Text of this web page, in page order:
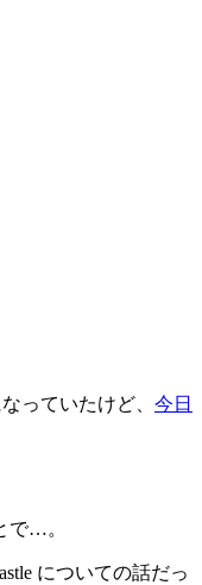
っていたけど、 今日
で…。
についての話だっ